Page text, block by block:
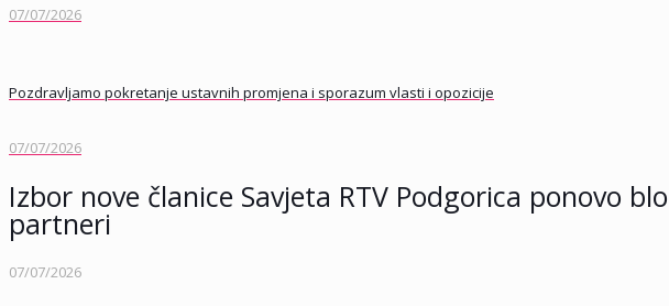
07/07/2026
Pozdravljamo pokretanje ustavnih promjena i sporazum vlasti i opozicije
07/07/2026
Izbor nove članice Savjeta RTV Podgorica ponovo
partneri
07/07/2026